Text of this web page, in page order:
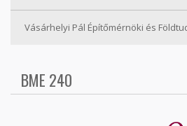
Vásárhelyi Pál Építőmérnöki és
BME 240